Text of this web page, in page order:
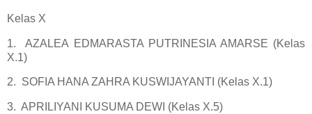
Kelas X
1. AZALEA EDMARASTA PUTRINESIA AMARSE (Kelas
X.1)
2. SOFIA HANA ZAHRA KUSWIJAYANTI (Kelas X.1)
3. APRILIYANI KUSUMA DEWI (Kelas X.5)